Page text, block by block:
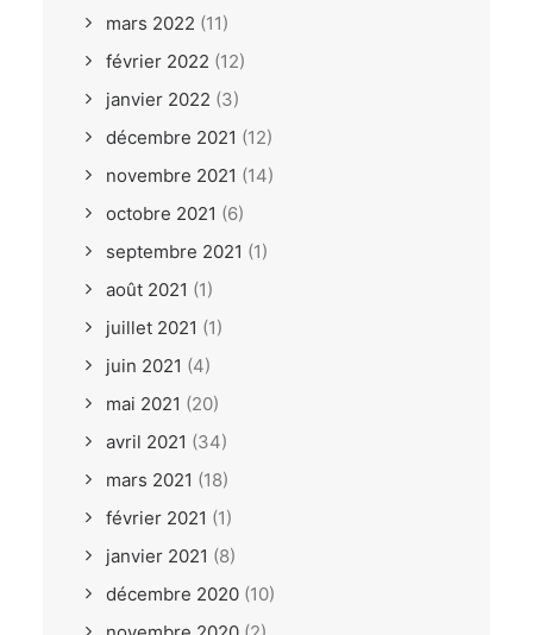
mars 2022 (11)
février 2022 (12)
janvier 2022 (3)
décembre 2021 (12)
novembre 2021 (14)
octobre 2021 (6)
septembre 2021 (1)
août 2021 (1)
juillet 2021 (1)
juin 2021 (4)
mai 2021 (20)
avril 2021 (34)
mars 2021 (18)
février 2021 (1)
janvier 2021 (8)
décembre 2020 (10)